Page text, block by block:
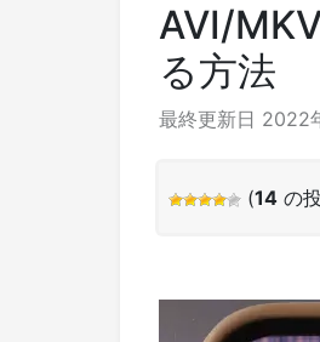
AVI/
る方法
最終更新日 2022
(14 の